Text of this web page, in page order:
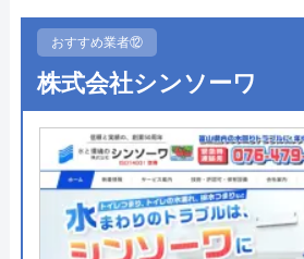
公式サイトを
0120-
受付時間 8:00～
水の生活救急車の基本情報
運営会社 株式会社生活救急
●駆けつけ時間
●受付時間 24時間
●定休日 年中無休
●出張見積もり 出張見積もり無
●支払い方法
現金、クレジッ
ニ後払い、QRコ
おすすめ業者⑫
株式会社シンソーワ